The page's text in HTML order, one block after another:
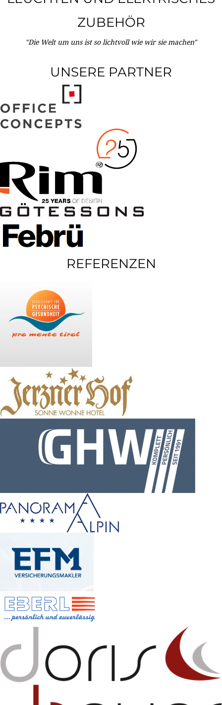
ZUBEHÖR
"Die Welt um uns ist so lichtvoll wie wir sie machen"
UNSERE PARTNER
REFERENZEN